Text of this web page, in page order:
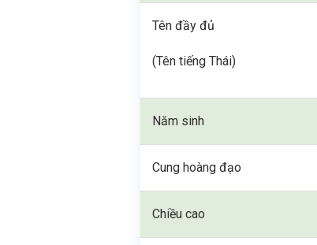
Tên đầy đủ
(Tên tiếng Thái)
Năm sinh
Cung hoàng đạo
Chiều cao